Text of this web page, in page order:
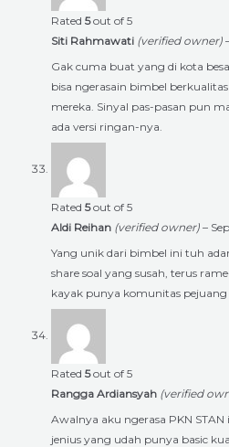
Rated 5out of 5
Siti Rahmawati (verified owner)
Gak cuma buat yang di kota
bisa ngerasain bimbel
mereka. Sinyal pas-pasan pun
ada versi ringan-nya.
Rated 5out of 5
Aldi Reihan (verified owner) –
Yang unik dari bimbel ini tuh
share soal yang susah, terus
kayak punya komunitas pejuang
Rated 5out of 5
Rangga Ardiansyah (verified
Awalnya aku ngerasa PKN
jenius yang udah punya basic